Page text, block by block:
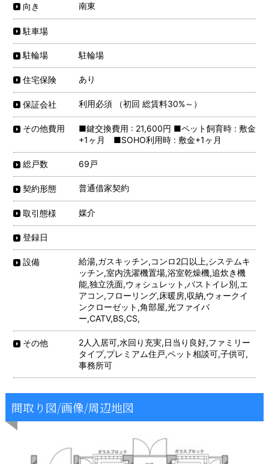
向き 南東
駐車場
駐輪場 駐輪場
住宅保険 あり
保証会社 利用必須 （初回 総賃料30%～）
その他費用
■鍵交換費用 : 21,600円 ■ペット飼育時 : 敷金
+1ヶ月 ■SOHO利用時 : 敷金+1ヶ月
総戸数 69戸
契約形態 普通借家契約
取引態様 媒介
登録日
設備
給湯,ガスキッチン,コンロ2口以上,システムキ
ッチン,室内洗濯機置場,浴室乾燥機,追炊き機
能,独立洗面,ウォシュレット,バストイレ別,エ
アコン,フローリング,床暖房,収納,ウォークイ
ンクローゼット,角部屋,光ファイバ
ー,CATV,BS,CS,
その他
2人入居可,水回り充実,日当り良好,ファミリー
タイプ,プレミアム住戸,ペット相談可,子供可,
事務所可
間取り図/画像/周辺地図